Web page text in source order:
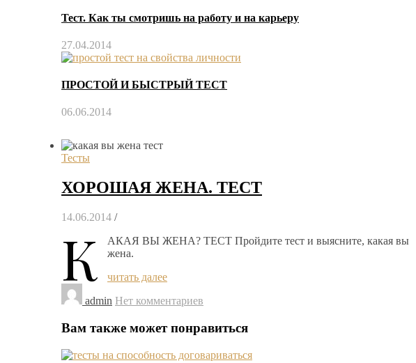
Тест. Как ты смотришь на работу и на карьеру
27.04.2014
ПРОСТОЙ И БЫСТРЫЙ ТЕСТ
06.06.2014
Тесты
ХОРОШАЯ ЖЕНА. ТЕСТ
14.06.2014 /
К
АКАЯ ВЫ ЖЕНА? ТЕСТ Пройдите тест и выясните, какая вы
жена.
читать далее
admin Нет комментариев
Вам также может понравиться